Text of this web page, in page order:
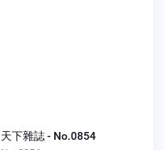
天下雜誌 - No.0854